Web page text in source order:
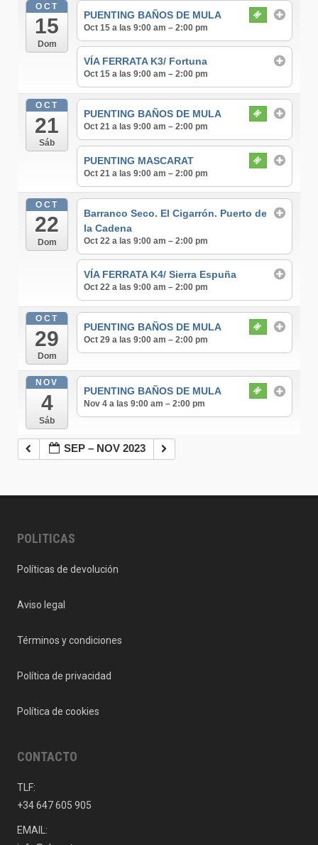
OCT
15
Dom
PUENTING BAÑOS DE MULA
Oct 15 a las 9:00 am – 2:00 pm
VÍA FERRATA K3/ Fortuna
Oct 15 a las 9:00 am – 2:00 pm
OCT
21
Sáb
PUENTING BAÑOS DE MULA
Oct 21 a las 9:00 am – 2:00 pm
PUENTING MASCARAT
Oct 21 a las 9:00 am – 2:00 pm
OCT
22
Dom
Barranco Seco. El Cigarrón. Puerto de
la Cadena
Oct 22 a las 9:00 am – 2:00 pm
VÍA FERRATA K4/ Sierra Espuña
Oct 22 a las 9:00 am – 2:00 pm
OCT
29
Dom
PUENTING BAÑOS DE MULA
Oct 29 a las 9:00 am – 2:00 pm
NOV
4
Sáb
PUENTING BAÑOS DE MULA
Nov 4 a las 9:00 am – 2:00 pm
SEP – NOV 2023
POLITICAS
Políticas de devolución
Aviso legal
Términos y condiciones
Política de privacidad
Política de cookies
CONTACTO
TLF:
+34 647 605 905
EMAIL: